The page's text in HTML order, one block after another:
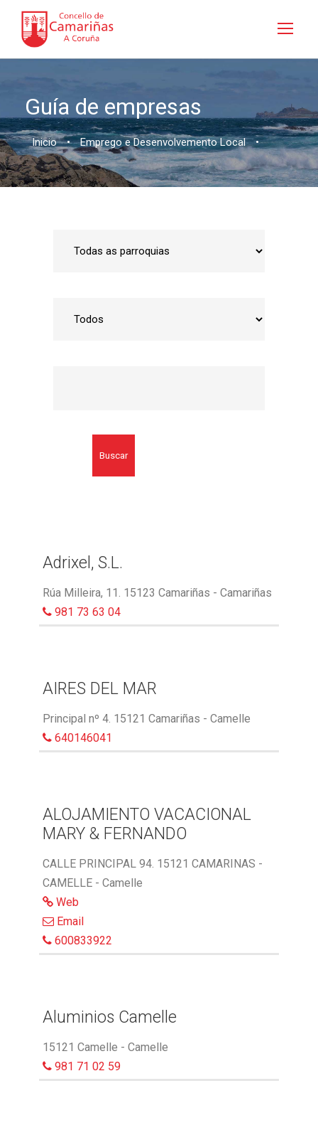
Guía de empresas
Inicio • Emprego e Desenvolvemento Local •
Buscar
Adrixel, S.L.
Rúa Milleira, 11. 15123 Camariñas - Camariñas
981 73 63 04
AIRES DEL MAR
Principal nº 4. 15121 Camariñas - Camelle
640146041
ALOJAMIENTO VACACIONAL
MARY & FERNANDO
CALLE PRINCIPAL 94. 15121 CAMARINAS -
CAMELLE - Camelle
Web
Email
600833922
Aluminios Camelle
15121 Camelle - Camelle
981 71 02 59